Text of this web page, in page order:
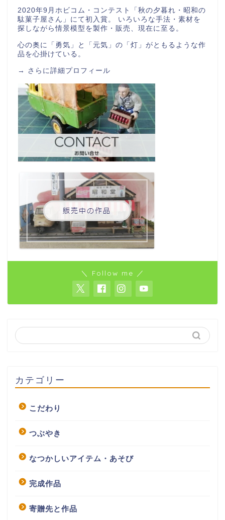
2020年9月ホビコム・コンテスト「秋の夕暮れ・昭和の
駄菓子屋さん」にて初入賞。 いろいろな手法・素材を
探しながら情景模型を製作・販売、現在に至る。
心の奥に「勇気」と「元気」の「灯」がともるような作
品を心掛けている。
→ さらに詳細プロフィール
＼ Follow me ／
カテゴリー
こだわり
つぶやき
なつかしいアイテム・あそび
完成作品
寄贈先と作品